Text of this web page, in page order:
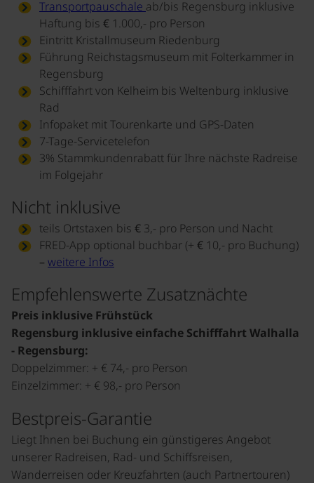
Transportpauschale ab/bis Regensburg inklusive
Haftung bis € 1.000,- pro Person
Eintritt Kristallmuseum Riedenburg
Führung Reichstagsmuseum mit Folterkammer in
Regensburg
Schifffahrt von Kelheim bis Weltenburg inklusive
Rad
Infopaket mit Tourenkarte und GPS-Daten
7-Tage-Servicetelefon
3% Stammkundenrabatt für Ihre nächste Radreise
im Folgejahr
Nicht inklusive
teils Ortstaxen bis € 3,- pro Person und Nacht
FRED-App optional buchbar (+ € 10,- pro Buchung)
– weitere Infos
Empfehlenswerte Zusatznächte
Preis inklusive Frühstück
Regensburg inklusive einfache Schifffahrt Walhalla
- Regensburg:
Doppelzimmer: + € 74,- pro Person
Einzelzimmer: + € 98,- pro Person
Bestpreis-Garantie
Liegt Ihnen bei Buchung ein günstigeres Angebot
unserer Radreisen, Rad- und Schiffsreisen,
Wanderreisen oder Kreuzfahrten (auch Partnertouren)